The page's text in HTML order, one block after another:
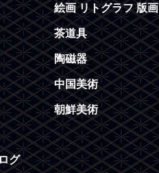
グ
絵画 リトグラフ 版画
茶道具
陶磁器
中国美術
朝鮮美術